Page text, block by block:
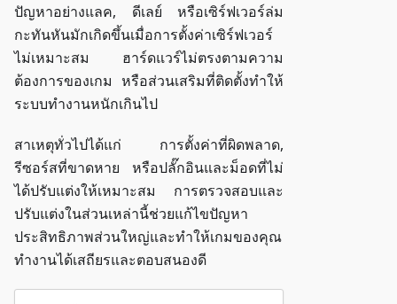
ปัญหาอย่างแลค, ดีเลย์ หรือเซิร์ฟเวอร์ล่ม
กะทันหันมักเกิดขึ้นเมื่อการตั้งค่าเซิร์ฟเวอร์
ไม่เหมาะสม ฮาร์ดแวร์ไม่ตรงตามความ
ต้องการของเกม หรือส่วนเสริมที่ติดตั้งทำให้
ระบบทำงานหนักเกินไป
สาเหตุทั่วไปได้แก่ การตั้งค่าที่ผิดพลาด,
รีซอร์สที่ขาดหาย หรือปลั๊กอินและม็อดที่ไม่
ได้ปรับแต่งให้เหมาะสม การตรวจสอบและ
ปรับแต่งในส่วนเหล่านี้ช่วยแก้ไขปัญหา
ประสิทธิภาพส่วนใหญ่และทำให้เกมของคุณ
ทำงานได้เสถียรและตอบสนองดี